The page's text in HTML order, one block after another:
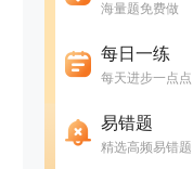
海量题免费做
每日一练
每天进步一点点
易错题
精选高频易错题